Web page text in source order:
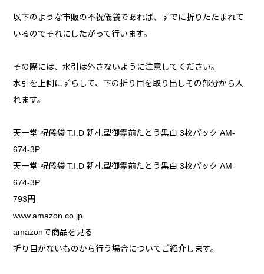
以下のような市販の不祝儀袋であれば、すでに折りたたまれて
いるのでそれにしたがって行います。
その際には、水引は外さないように注意してください。
水引を上側にずらして、下の折り目を取り出しその部分から入
れます。
天一堂 祝儀袋 T.I.D 新札型御霊前たとう黒白 3枚パック AM-
674-3P
天一堂 祝儀袋 T.I.D 新札型御霊前たとう黒白 3枚パック AM-
674-3P
793円
www.amazon.co.jp
amazonで商品を見る
折り目がないものから行う場合についてご紹介します。